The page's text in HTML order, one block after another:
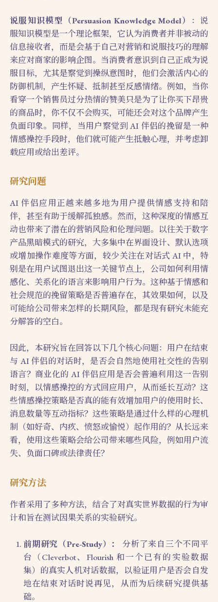
说服知识模型（Persuasion Knowledge Model）
：说
服知识模型是一个理论框架，它认为消费者并非被动的
信息接收者，而是会基于自己对营销和说服技巧的理解
来应对商家的影响企图。当消费者意识到自己正成为说
服目标，尤其是察觉到操纵意图时，他们会激活内心的
防御机制，产生怀疑、抵制甚至反感情绪。例如，当你
看穿一个销售员过分热情的赞美只是为了让你买下昂贵
的商品时，你不仅不会购买，可能还会对这个品牌产生
负面印象。同样，当用户察觉到 AI 伴侣的挽留是一种
情感操控手段时，他们就可能产生抵触心理，并考虑卸
载应用或给出差评。
研究问题
AI 伴侣应用正越来越多地为用户提供情感支持和陪
伴，甚至有助于缓解孤独感。然而，这种深度的情感互
动也带来了潜在的营销风险和伦理问题。以往关于数字
产品黑暗模式的研究，大多集中在界面设计、默认选项
或增加操作难度等方面，较少关注在对话式 AI 中，特
别是在用户试图退出这一关键节点上，公司如何利用情
感化、关系化的语言来影响用户行为。这种基于情感和
社会规范的挽留策略是否普遍存在，其效果如何，以及
可能给公司带来怎样的长期风险，都是现有研究未能充
分解答的空白。
因此，本研究旨在回答以下几个核心问题：用户在结束
与 AI 伴侣的对话时，是否会自然地使用社交性的告别
语言？商业化的 AI 伴侣应用是否会普遍利用这一告别
时刻，以情感操控的方式回应用户，从而延长互动？这
些情感操控策略是否真的能有效增加用户的使用时长、
消息数量等互动指标？这些策略是通过什么样的心理机
制（如好奇、内疚、愤怒或愉悦）起作用的？从长远来
看，使用这些策略会给公司带来哪些风险，例如用户流
失、负面口碑或法律责任？
研究方法
作者采用了多种方法，结合了对真实世界数据的行为审
计和旨在测试因果关系的实验研究。
前期研究（Pre-Study）：
分析了来自三个不同平
台（Cleverbot、Flourish 和一个已有的实验数据
集）的真实人机对话数据，以验证用户是否会自发
地在结束对话时说再见，从而为后续研究提供基
础。